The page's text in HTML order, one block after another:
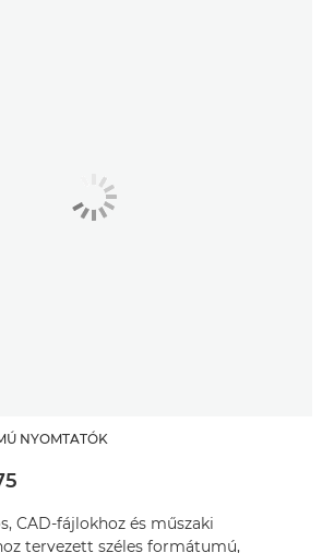
NYOMTATÓK
CAD-fájlokhoz és műszaki
tervezett széles formátumú,